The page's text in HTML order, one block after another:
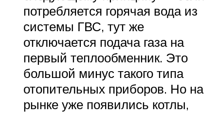
потребляется горячая вода из
системы ГВС, тут же
отключается подача газа на
первый теплообменник. Это
большой минус такого типа
отопительных приборов. Но на
рынке уже появились котлы,